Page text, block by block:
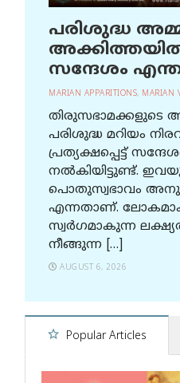
പരിശുദ്ധ
സന്ദേശം
MARIAN APPARITIONS, MARIAN
തിരുസഭാമക്കളുടെ
പരിശുദ്ധ മറിയം
പ്രത്യക്ഷപ്പെട്ട്
നൽകിയിട്ടുണ്ട്.
പൊതുസ്വഭാവം
എന്നതാണ്.
സ്വർഗമാകുന്ന
നീങ്ങുന്ന […]
AUGUST 6, 2026
Popular Articles